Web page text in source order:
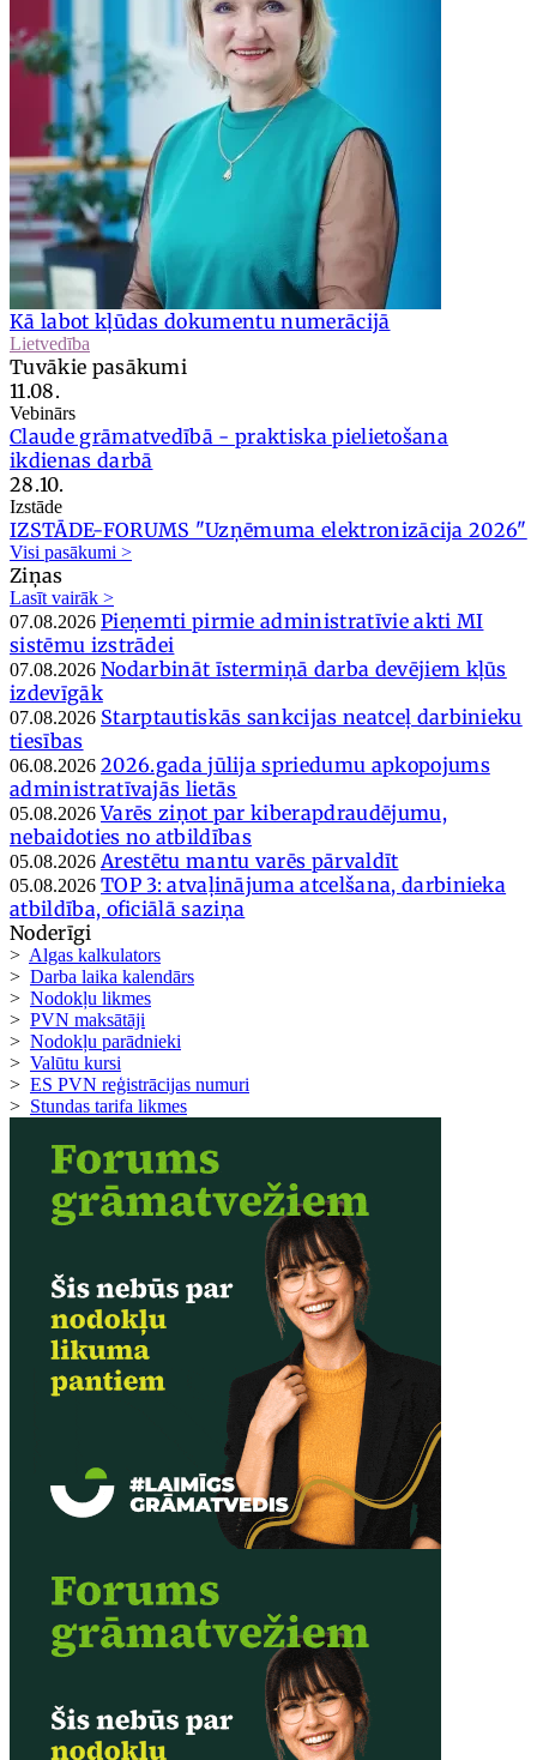
Kā labot kļūdas dokumentu numerācijā
Lietvedība
Tuvākie pasākumi
11.08.
Vebinārs
Claude grāmatvedībā - praktiska pielietošana
ikdienas darbā
28.10.
Izstāde
IZSTĀDE-FORUMS "Uzņēmuma elektronizācija 2026"
Visi pasākumi >
Ziņas
Lasīt vairāk >
07.08.2026 Pieņemti pirmie administratīvie akti MI
sistēmu izstrādei
07.08.2026 Nodarbināt īstermiņā darba devējiem kļūs
izdevīgāk
07.08.2026 Starptautiskās sankcijas neatceļ darbinieku
tiesības
06.08.2026 2026.gada jūlija spriedumu apkopojums
administratīvajās lietās
05.08.2026 Varēs ziņot par kiberapdraudējumu,
nebaidoties no atbildības
05.08.2026 Arestētu mantu varēs pārvaldīt
05.08.2026 TOP 3: atvaļinājuma atcelšana, darbinieka
atbildība, oficiālā saziņa
Noderīgi
> Algas kalkulators
> Darba laika kalendārs
> Nodokļu likmes
> PVN maksātāji
> Nodokļu parādnieki
> Valūtu kursi
> ES PVN reģistrācijas numuri
> Stundas tarifa likmes